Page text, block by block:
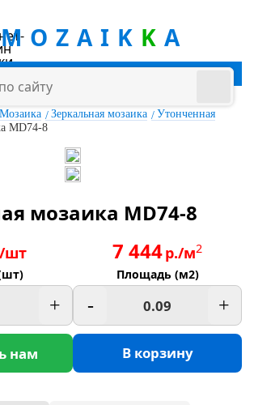
MOZAIK K A
Мозаика Зеркальная мозаика
Утонченная
MD74-8
мозаика MD74-8
шт
+
нам
7 444р./м2
Площадь (м2)
- +
В корзину